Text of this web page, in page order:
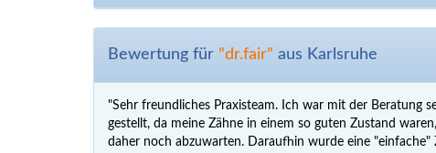
Bewertung für "dr.fair" aus Karlsruhe
"Sehr freundliches Praxisteam. Ich war mit der Beratung
gestellt, da meine Zähne in einem so guten Zustand
daher noch abzuwarten. Daraufhin wurde eine